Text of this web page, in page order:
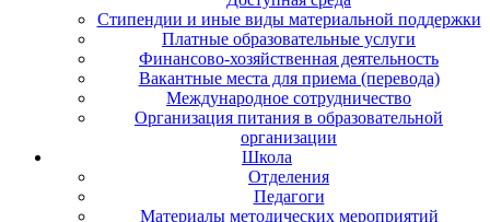
Стипендии и иные виды материальной поддержки
Платные образовательные услуги
Финансово-хозяйственная деятельность
Вакантные места для приема (перевода)
Международное сотрудничество
Организация питания в образовательной
организации
Школа
Отделения
Педагоги
Материалы методических мероприятий